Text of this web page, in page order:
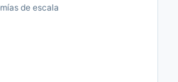
de escala